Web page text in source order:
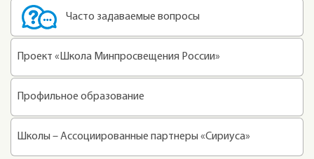
Часто задаваемые вопросы
Проект «Школа Минпросвещения России»
Профильное образование
Школы – Ассоциированные партнеры «Сириуса»